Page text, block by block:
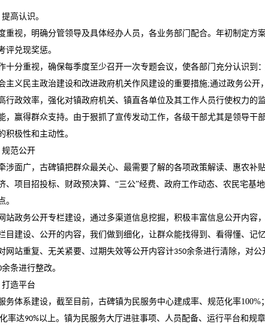
高认识。
重视，明确分管领导及具体经办人员，各业务部门配合。年初制定方
评兑现奖惩。
十分重视，确保每季度至少召开一次专题会议，使各部门充分认识到
主义民主政治建设和改进政府机关作风建设的重要措施;通过政务公开
行政效率，强化对镇政府机关、镇直各单位及其工作人员行使权力的
，赢得群众支持。由于狠抓了宣传发动工作，各级干部尤其是领导干
积极性和主动性。
规范公开
涉面广，古碑镇把群众最关心、最需要了解的各项政策解读、惠农补
、项目招投标、财政预决算、 “三公”经费、政府工作动态、农民宅基
。
站政务公开专栏建设，通过多渠道信息挖掘，积极丰富信息公开内容，
目建设、公开的内容，我们做到细化，让群众能找得到、看得懂、记
网站重复、无关紧要、过期失效等公开内容计350余条进行清除，对公
余条进行整改。
造平台
务体系建设，截至目前，古碑镇为民服务中心建成率、规范化率100%
率达90%以上。镇为民服务大厅进驻事项、人员配备、运行平台和规